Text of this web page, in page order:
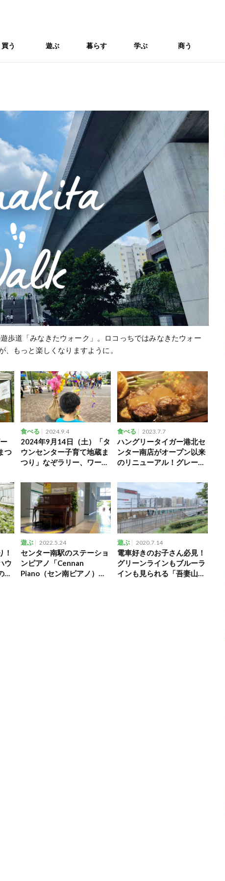
買う 遊ぶ 暮らす 学ぶ 商う
歩道 「みなきたウォーク 」。ロコっちではみなきたウォー
もっと楽しくなりますように。
つ
食べる 2024.9.4
2024年9月14日（土）「タ
ウンセンター子育て地蔵ま
つり」なぞラリー、ワーク
食べる 2023.7.7
ハングリータイガー港北セ
ンター南店がオープン以来
のリニューアル！グレード
！
ウ
挑
遊ぶ 2022.5.24
センター南駅のステーショ
ンピアノ「Cennan
Piano（セン南ピアノ）」
遊ぶ 2020.7.14
電車好きのお子さん必見！
グリーンラインもブルーラ
インも見られる「吾妻山公